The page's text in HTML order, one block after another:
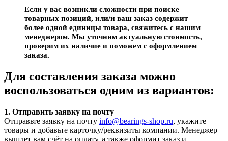
Если у вас возникли сложности при поиске
товарных позиций, или/и ваш заказ содержит
более одной единицы товара, свяжитесь с нашим
менеджером. Мы уточним актуальную стоимость,
проверим их наличие и поможем с оформлением
заказа.
Для составления заказа можно
воспользоваться одним из вариантов:
1. Отправить заявку на почту
Отправьте заявку на почту info@bearings-shop.ru, укажите
товары и добавьте карточку/реквизиты компании. Менеджер
вышлет вам счёт на оплату, а также оформит заказ и